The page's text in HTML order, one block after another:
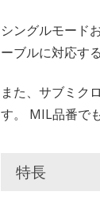
シングルモード
ーブルに対応す
また、サブミク
す。 MIL品番で
特長